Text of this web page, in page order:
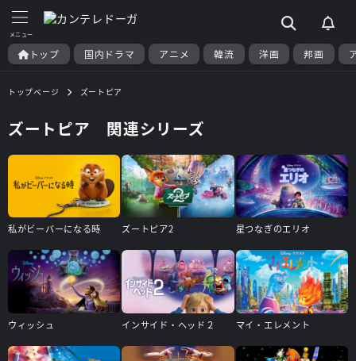
トップ 国内ドラマ アニメ 韓流 洋画 邦画
トップページ ズートピア
ズートピア 関連シリーズ
私がビーバーになる時 ズートピア2 星つなぎのエリオ
ウィッシュ インサイド・ヘッド２ マイ・エレメント